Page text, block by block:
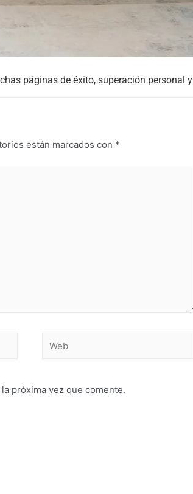
páginas de éxito, superación personal y
están marcados con *
próxima vez que comente.